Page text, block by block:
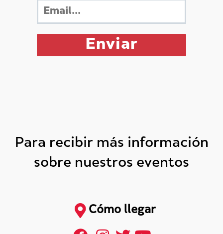
Para recibir más información
sobre nuestros eventos
Cómo llegar